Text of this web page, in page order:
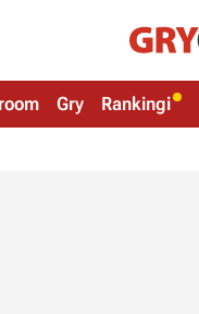
Gry Rankingi